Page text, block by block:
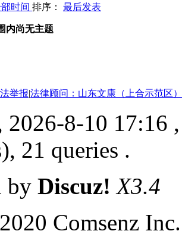
时间 排序： 最后发表
内尚无主题
举报|法律顾问：山东文康（上合示范区
8-10 17:16
21 queries .
by Discuz! X3.4
Comsenz Inc.